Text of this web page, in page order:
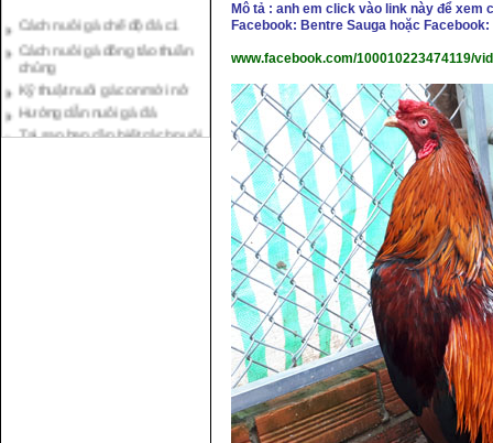
Cách nuôi gà đông tảo thuần
chủng
Kỹ thuật nuôi gà con mới nở
Hướng dẫn nuôi gà đá
Tại sao bạn cần biết cách nuôi
gà chọi ?
Mô tả : anh em click vào link này để
Facebook: Bentre Sauga hoặc Facebook:
www.facebook.com/100010223474119/